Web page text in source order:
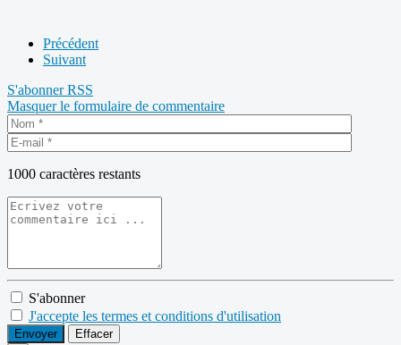
Précédent
Suivant
S'abonnerRSS
Masquer le formulaire de commentaire
1000 caractères restants
S'abonner
J'accepte les termes et conditions d'utilisation
Envoyer
Effacer